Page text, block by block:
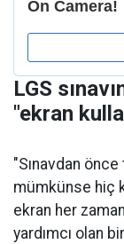
LGS
"ekran
"Sınavdan önce
mümkünse hiç
ekran her
yardımcı olan